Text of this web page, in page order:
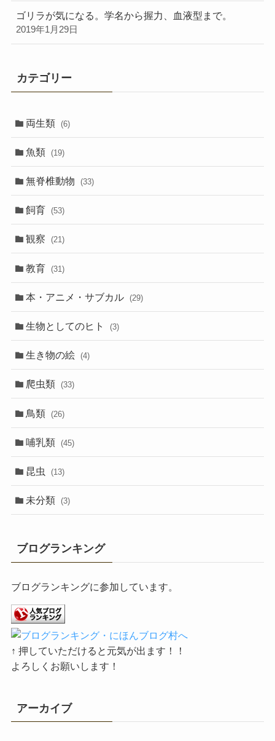
ゴリラが気になる。学名から握力、血液型まで。
2019年1月29日
カテゴリー
両生類 (6)
魚類 (19)
無脊椎動物 (33)
飼育 (53)
観察 (21)
教育 (31)
本・アニメ・サブカル (29)
生物としてのヒト (3)
生き物の絵 (4)
爬虫類 (33)
鳥類 (26)
哺乳類 (45)
昆虫 (13)
未分類 (3)
ブログランキング
ブログランキングに参加しています。
↑ 押していただけると元気が出ます！！
よろしくお願いします！
アーカイブ